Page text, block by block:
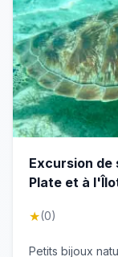
Excursion de
Plate et à
★(0)
Petits bijoux